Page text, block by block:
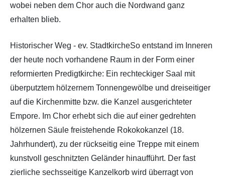
wobei neben dem Chor auch die Nordwand ganz
erhalten blieb.
Historischer Weg - ev. StadtkircheSo entstand im Inneren
der heute noch vorhandene Raum in der Form einer
reformierten Predigtkirche: Ein rechteckiger Saal mit
überputztem hölzernem Tonnengewölbe und dreiseitiger
auf die Kirchenmitte bzw. die Kanzel ausgerichteter
Empore. Im Chor erhebt sich die auf einer gedrehten
hölzernen Säule freistehende Rokokokanzel (18.
Jahrhundert), zu der rückseitig eine Treppe mit einem
kunstvoll geschnitzten Geländer hinaufführt. Der fast
zierliche sechsseitige Kanzelkorb wird überragt von